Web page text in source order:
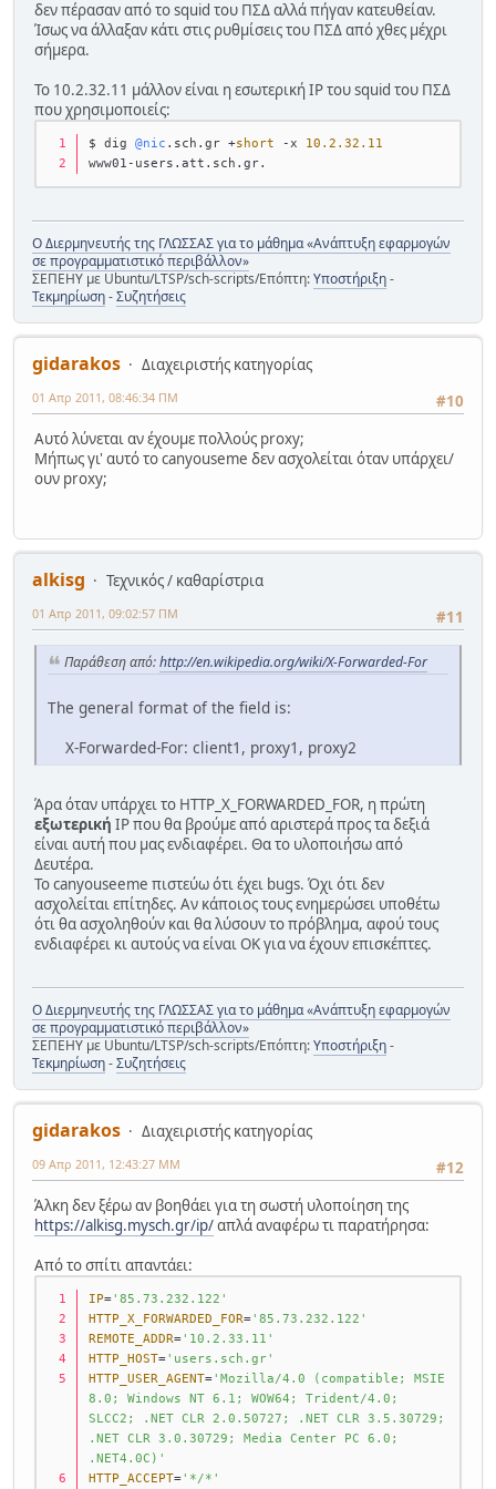
δεν πέρασαν από το squid του ΠΣΔ αλλά πήγαν κατευθείαν.
Ίσως να άλλαξαν κάτι στις ρυθμίσεις του ΠΣΔ από χθες μέχρι
σήμερα.
Το 10.2.32.11 μάλλον είναι η εσωτερική IP του squid του ΠΣΔ
που χρησιμοποιείς:
$ dig @nic .sch.gr +short -x 10.2 .32 .11
www01-users.att.sch.gr.
Ο Διερμηνευτής της ΓΛΩΣΣΑΣ για το μάθημα «Ανάπτυξη εφαρμογών
σε προγραμματιστικό περιβάλλον»
ΣΕΠΕΗΥ με Ubuntu/LTSP/sch-scripts/Επόπτη:Υποστήριξη-
Τεκμηρίωση-Συζητήσεις
gidarakos
Διαχειριστής κατηγορίας
#10
01 Απρ 2011, 08:46:34 ΠΜ
Αυτό λύνεται αν έχουμε πολλούς proxy;
Μήπως γι' αυτό το canyouseme δεν ασχολείται όταν υπάρχει/
ουν proxy;
alkisg
Τεχνικός / καθαρίστρια
#11
01 Απρ 2011, 09:02:57 ΠΜ
Παράθεση από:http://en.wikipedia.org/wiki/X-Forwarded-For
The general format of the field is:
X-Forwarded-For: client1, proxy1, proxy2
Άρα όταν υπάρχει το HTTP_X_FORWARDED_FOR, η πρώτη
εξωτερική IP που θα βρούμε από αριστερά προς τα δεξιά
είναι αυτή που μας ενδιαφέρει. Θα το υλοποιήσω από
Δευτέρα.
Το canyouseeme πιστεύω ότι έχει bugs. Όχι ότι δεν
ασχολείται επίτηδες. Αν κάποιος τους ενημερώσει υποθέτω
ότι θα ασχοληθούν και θα λύσουν το πρόβλημα, αφού τους
ενδιαφέρει κι αυτούς να είναι ΟΚ για να έχουν επισκέπτες.
Ο Διερμηνευτής της ΓΛΩΣΣΑΣ για το μάθημα «Ανάπτυξη εφαρμογών
σε προγραμματιστικό περιβάλλον»
ΣΕΠΕΗΥ με Ubuntu/LTSP/sch-scripts/Επόπτη:Υποστήριξη-
Τεκμηρίωση-Συζητήσεις
gidarakos
Διαχειριστής κατηγορίας
#12
09 Απρ 2011, 12:43:27 ΜΜ
Άλκη δεν ξέρω αν βοηθάει για τη σωστή υλοποίηση της
https://alkisg.mysch.gr/ip/απλά αναφέρω τι παρατήρησα:
Από το σπίτι απαντάει:
IP='85.73.232.122'
HTTP_X_FORWARDED_FOR='85.73.232.122'
REMOTE_ADDR='10.2.33.11'
HTTP_HOST='users.sch.gr'
HTTP_USER_AGENT='Mozilla/4.0 (compatible; MSIE
8.0; Windows NT 6.1; WOW64; Trident/4.0;
SLCC2; .NET CLR 2.0.50727; .NET CLR 3.5.30729;
.NET CLR 3.0.30729; Media Center PC 6.0;
.NET4.0C)'
HTTP_ACCEPT='*/*'